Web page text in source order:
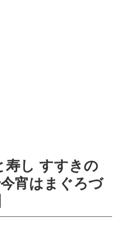
寿し すすきの
宵はまぐろづ